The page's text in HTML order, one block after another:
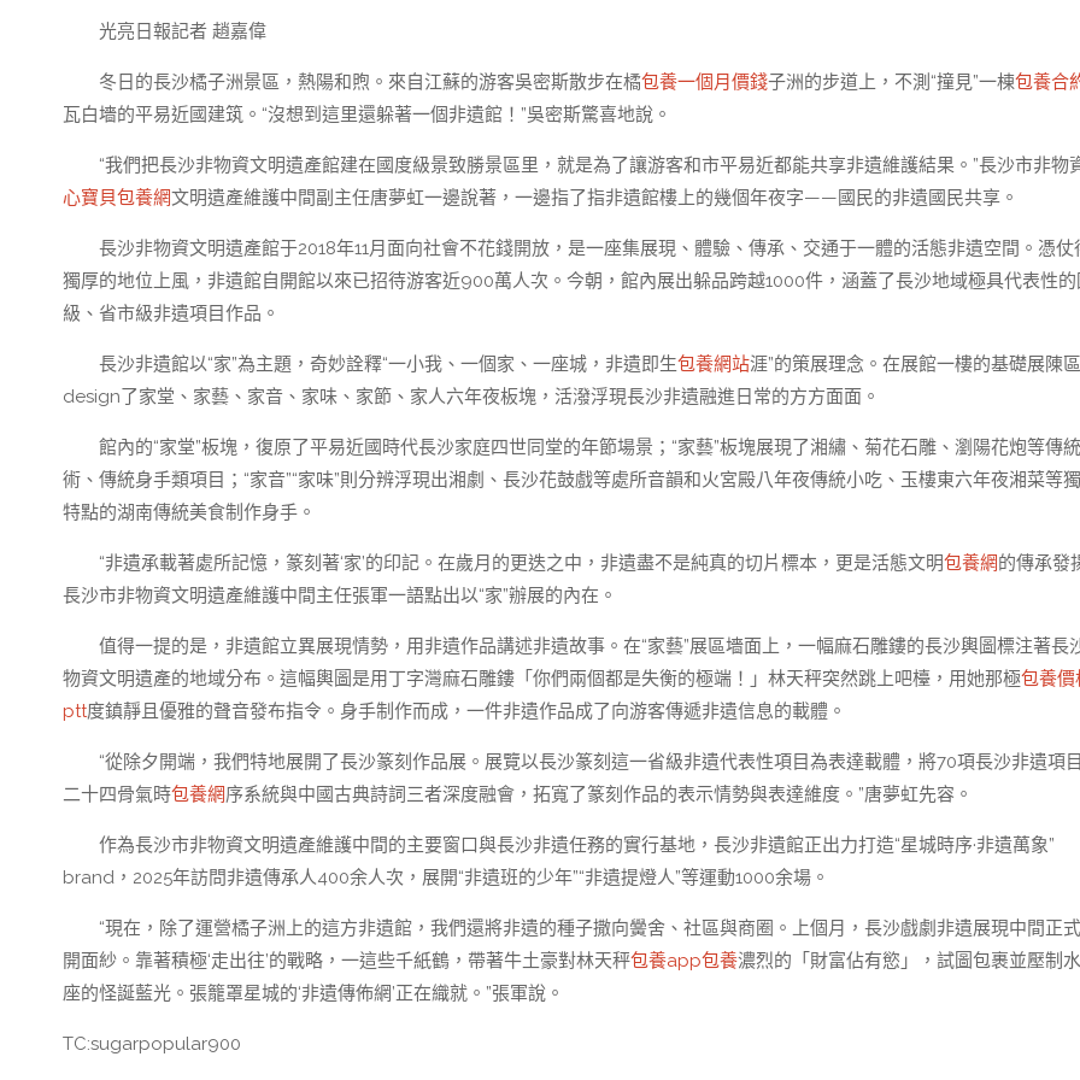
光亮日報記者 趙嘉偉
冬日的長沙橘子洲景區，熱陽和煦。來自江蘇的游客吳密斯散步在橘包養一個月價錢子洲的步道上，不測“撞見”一棟包養合
瓦白墻的平易近國建筑。“沒想到這里還躲著一個非遺館！”吳密斯驚喜地說。
“我們把長沙非物資文明遺產館建在國度級景致勝景區里，就是為了讓游客和市平易近都能共享非遺維護結果。”長沙市非物
心寶貝包養網文明遺產維護中間副主任唐夢虹一邊說著，一邊指了指非遺館樓上的幾個年夜字——國民的非遺國民共享。
長沙非物資文明遺產館于2018年11月面向社會不花錢開放，是一座集展現、體驗、傳承、交通于一體的活態非遺空間。憑仗
獨厚的地位上風，非遺館自開館以來已招待游客近900萬人次。今朝，館內展出躲品跨越1000件，涵蓋了長沙地域極具代表性
級、省市級非遺項目作品。
長沙非遺館以“家”為主題，奇妙詮釋“一小我、一個家、一座城，非遺即生包養網站涯”的策展理念。在展館一樓的基礎展陳區
design了家堂、家藝、家音、家味、家節、家人六年夜板塊，活潑浮現長沙非遺融進日常的方方面面。
館內的“家堂”板塊，復原了平易近國時代長沙家庭四世同堂的年節場景；“家藝”板塊展現了湘繡、菊花石雕、瀏陽花炮等傳
術、傳統身手類項目；“家音”“家味”則分辨浮現出湘劇、長沙花鼓戲等處所音韻和火宮殿八年夜傳統小吃、玉樓東六年夜湘菜等
特點的湖南傳統美食制作身手。
“非遺承載著處所記憶，篆刻著‘家’的印記。在歲月的更迭之中，非遺盡不是純真的切片標本，更是活態文明包養網的傳承發
長沙市非物資文明遺產維護中間主任張軍一語點出以“家”辦展的內在。
值得一提的是，非遺館立異展現情勢，用非遺作品講述非遺故事。在“家藝”展區墻面上，一幅麻石雕鏤的長沙輿圖標注著長
物資文明遺產的地域分布。這幅輿圖是用丁字灣麻石雕鏤「你們兩個都是失衡的極端！」林天秤突然跳上吧檯，用她那極包養價
ptt度鎮靜且優雅的聲音發布指令。身手制作而成，一件非遺作品成了向游客傳遞非遺信息的載體。
“從除夕開端，我們特地展開了長沙篆刻作品展。展覽以長沙篆刻這一省級非遺代表性項目為表達載體，將70項長沙非遺項
二十四骨氣時包養網序系統與中國古典詩詞三者深度融會，拓寬了篆刻作品的表示情勢與表達維度。”唐夢虹先容。
作為長沙市非物資文明遺產維護中間的主要窗口與長沙非遺任務的實行基地，長沙非遺館正出力打造“星城時序·非遺萬象”
brand，2025年訪問非遺傳承人400余人次，展開“非遺班的少年”“非遺提燈人”等運動1000余場。
“現在，除了運營橘子洲上的這方非遺館，我們還將非遺的種子撒向黌舍、社區與商圈。上個月，長沙戲劇非遺展現中間正
開面紗。靠著積極‘走出往’的戰略，一這些千紙鶴，帶著牛土豪對林天秤包養app包養濃烈的「財富佔有慾」，試圖包裹並壓制
座的怪誕藍光。張籠罩星城的‘非遺傳佈網’正在織就。”張軍說。
TC:sugarpopular900